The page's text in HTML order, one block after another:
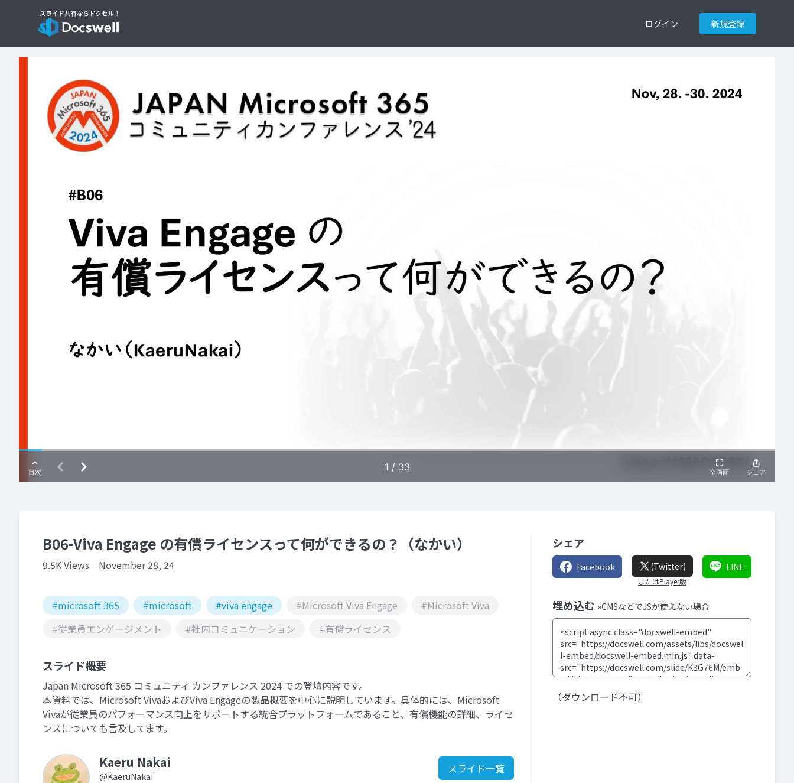
ログイン 新規登録
B06-Viva Engage の有償ライセンスって何ができるの？（なかい）
9.5K Views November 28, 24
#microsoft 365 #microsoft #viva engage #Microsoft Viva Engage
#Microsoft Viva
#従業員エンゲージメント
#社内コミュニケーション #有償ライセンス
スライド概要
Japan Microsoft 365 コミュニティ カンファレンス 2024 での登壇内容です。
本資料では、Microsoft VivaおよびViva Engageの製品概要を中心に説明しています。具体的には、Microsoft
Vivaが従業員のパフォーマンス向上をサポートする統合プラットフォームであること、有償機能の詳細、ライセ
ンスについても言及してます。
Kaeru Nakai
@KaeruNakai
スライド一覧
シェア
Facebook (Twitter)
またはPlayer版
LINE
埋め込む »CMSなどでJSが使えない場合
（ダウンロード不可）